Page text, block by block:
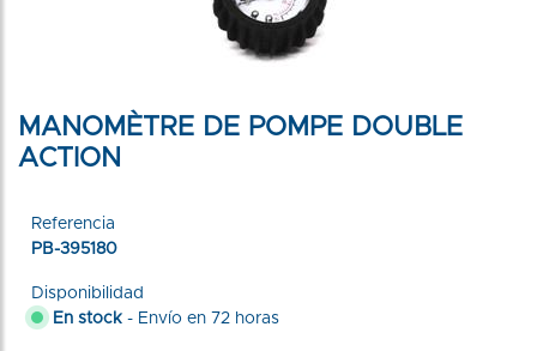
MANOMÈTRE DE POMPE DOUBLE
ACTION
Referencia
PB-395180
Disponibilidad
En stock - Envío en 72 horas